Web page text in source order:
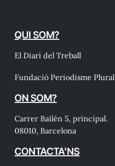
QUI SOM?
El Diari del Treball
Fundació Periodisme Plural
ON SOM?
Carrer Bailén 5, principal.
08010, Barcelona
CONTACTA'NS